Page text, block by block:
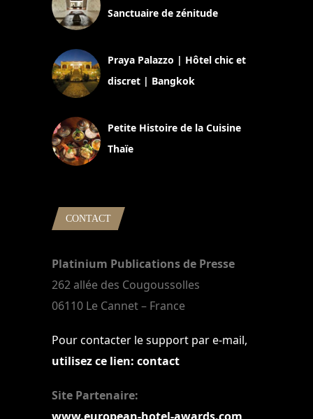
Sanctuaire de zénitude
Praya Palazzo | Hôtel chic et
discret | Bangkok
Petite Histoire de la Cuisine
Thaïe
CONTACT
Platinium Publications de Presse
262 allée des Cougoussolles
06110 Le Cannet – France
Pour contacter le support par e-mail,
utilisez ce lien: contact
Site Partenaire: